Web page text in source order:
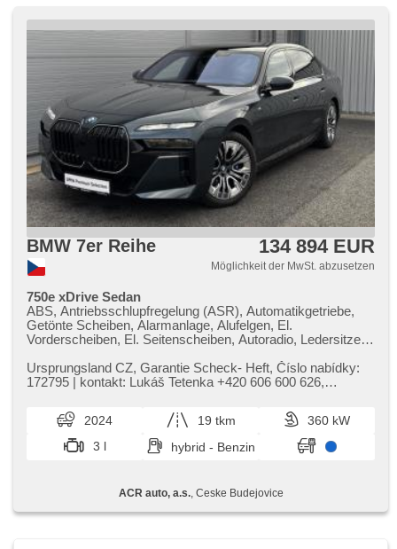
BMW 7er Reihe 134 894 EUR
Möglichkeit der MwSt. abzusetzen
750e xDrive Sedan
ABS, Antriebsschlupfregelung (ASR), Automatikgetriebe,
Getönte Scheiben, Alarmanlage, Alufelgen, El.
Vorderscheiben, El. Seitenscheiben, Autoradio, Ledersitze,
Wegfahrsperre, Zentralverriegelung, Antrieb 4x4,
Elektronisches Stabilitätsprogramm (ESP), USB, El.
Reifendrucksensor, Lederpolsterung, Parkassistent, AUX,
Blind Spot Anzeige, automatikparken, täglich Leuchten,
Start-Stop System, Bluetooth, Speicherkarte, odvětrávaná
sedadla, bezdrátová nabíječka mobilních telefonů, isofix,
Ursprungsland CZ,​ Garantie Scheck​- Heft,​ Číslo nabídky:
172795 | kontakt: Lukáš Tetenka ​+420 606 600 626,​
2024 19 tkm
360 kW
3 l
hybrid - Benzin
ACR auto, a.s., Ceske Budejovice